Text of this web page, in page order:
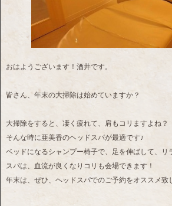
おはようございます！酒井です。
皆さん、年末の大掃除は始めていますか？
大掃除をすると、凄く疲れて、肩もコリますよね？
そんな時に亜美香のヘッドスパが最適です♪
ベッドになるシャンプー椅子で、足を伸ばして、リ
スパは、血流が良くなりコリも会場できます！
年末は、ぜひ、ヘッドスパでのご予約をオススメ